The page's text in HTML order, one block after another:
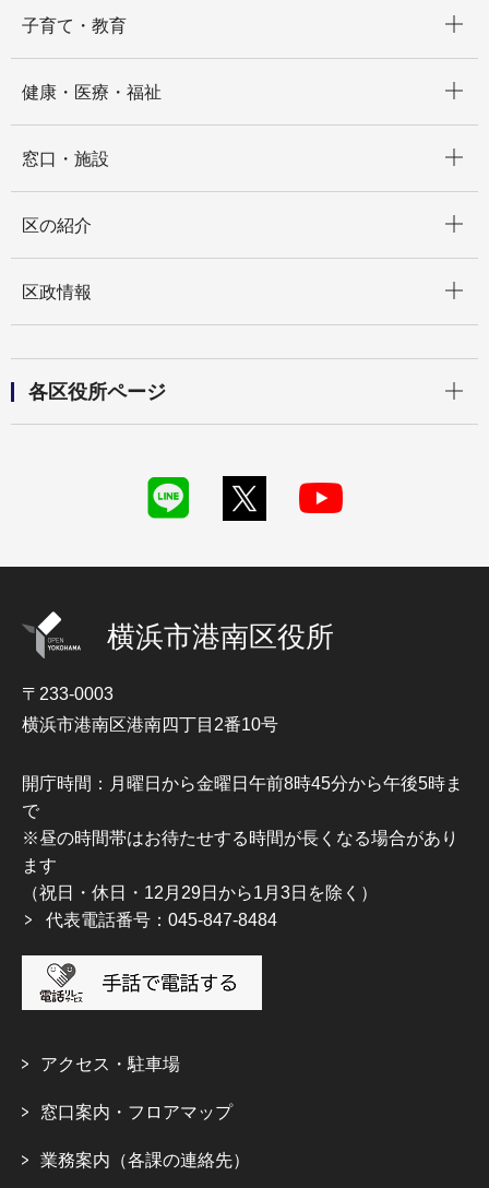
子育て・教育
健康・医療・福祉
窓口・施設
区の紹介
区政情報
各区役所ページ
横浜市港南区役所
〒233-0003
横浜市港南区港南四丁目2番10号
開庁時間：月曜日から金曜日午前8時45分から午後5時ま
で
※昼の時間帯はお待たせする時間が長くなる場合があり
ます
（祝日・休日・12月29日から1月3日を除く）
代表電話番号：045-847-8484
アクセス・駐車場
窓口案内・フロアマップ
業務案内（各課の連絡先）